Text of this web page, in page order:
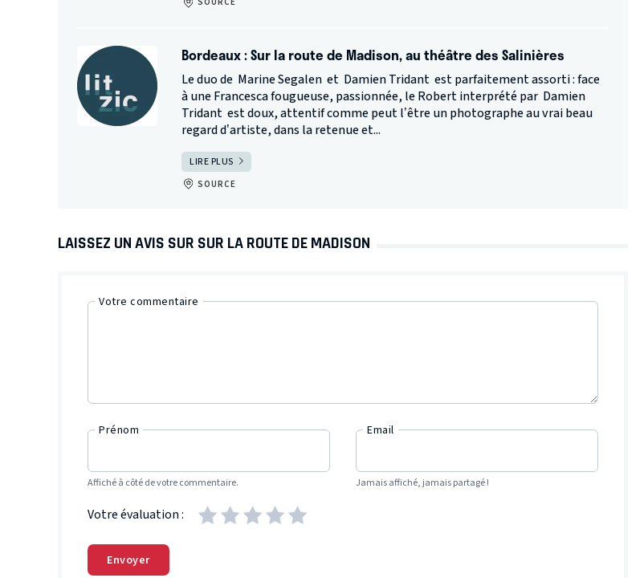
Bordeaux : Sur la route de Madison, au théâtre des Salinières
Le duo de Marine Segalen et Damien Tridant est parfaitement assorti : face
à une Francesca fougueuse, passionnée, le Robert interprété par Damien
Tridant est doux, attentif comme peut l’être un photographe au vrai beau
regard d’artiste, dans la retenue et...
LIRE PLUS
SOURCE
LAISSEZ UN AVIS SUR SUR LA ROUTE DE MADISON
Votre commentaire
Prénom
Affiché à côté de votre commentaire.
Email
Jamais affiché, jamais partagé !
Votre évaluation :
Envoyer